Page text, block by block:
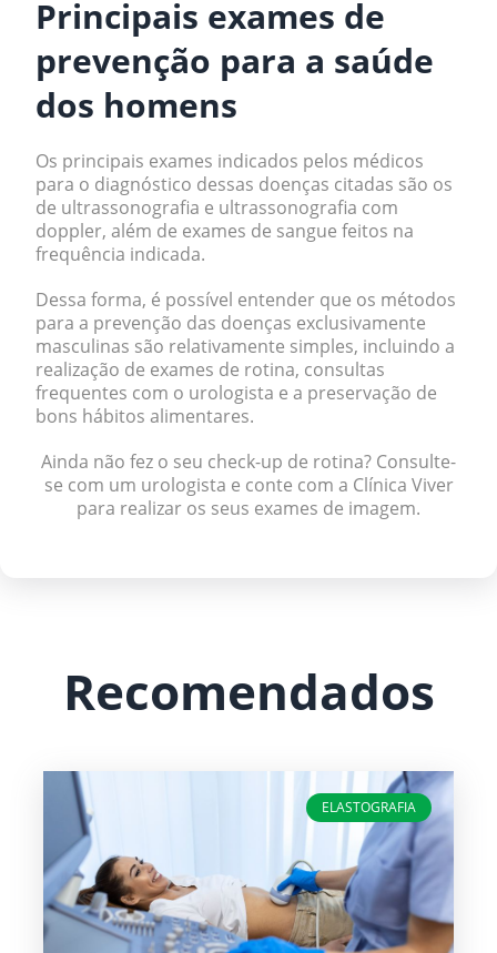
Principais exames de
prevenção para a saúde
dos homens
Os principais exames indicados pelos médicos
para o diagnóstico dessas doenças citadas são os
de ultrassonografia e ultrassonografia com
doppler, além de exames de sangue feitos na
frequência indicada.
Dessa forma, é possível entender que os métodos
para a prevenção das doenças exclusivamente
masculinas são relativamente simples, incluindo a
realização de exames de rotina, consultas
frequentes com o urologista e a preservação de
bons hábitos alimentares.
Ainda não fez o seu check-up de rotina? Consulte-
se com um urologista e conte com a Clínica Viver
para realizar os seus exames de imagem.
Recomendados
ELASTOGRAFIA